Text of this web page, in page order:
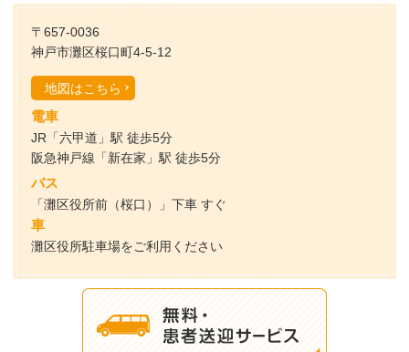
〒657-0036
神戸市灘区桜口町4-5-12
地図はこちら
電車
JR「六甲道」駅 徒歩5分
阪急神戸線「新在家」駅 徒歩5分
バス
「灘区役所前（桜口）」下車 すぐ
車
灘区役所駐車場をご利用ください